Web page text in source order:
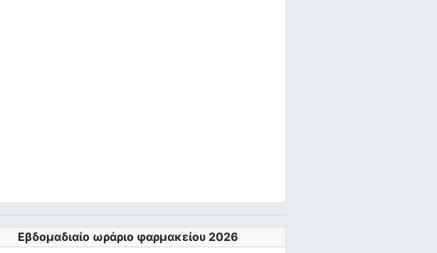
Εβδομαδιαίο ωράριο φαρμακείου 2026